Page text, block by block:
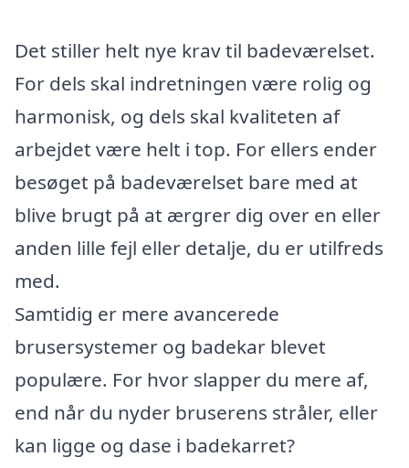
Det stiller helt nye krav til badeværelset.
For dels skal indretningen være rolig og
harmonisk, og dels skal kvaliteten af
arbejdet være helt i top. For ellers ender
besøget på badeværelset bare med at
blive brugt på at ærgrer dig over en eller
anden lille fejl eller detalje, du er utilfreds
med.
Samtidig er mere avancerede
brusersystemer og badekar blevet
populære. For hvor slapper du mere af,
end når du nyder bruserens stråler, eller
kan ligge og dase i badekarret?